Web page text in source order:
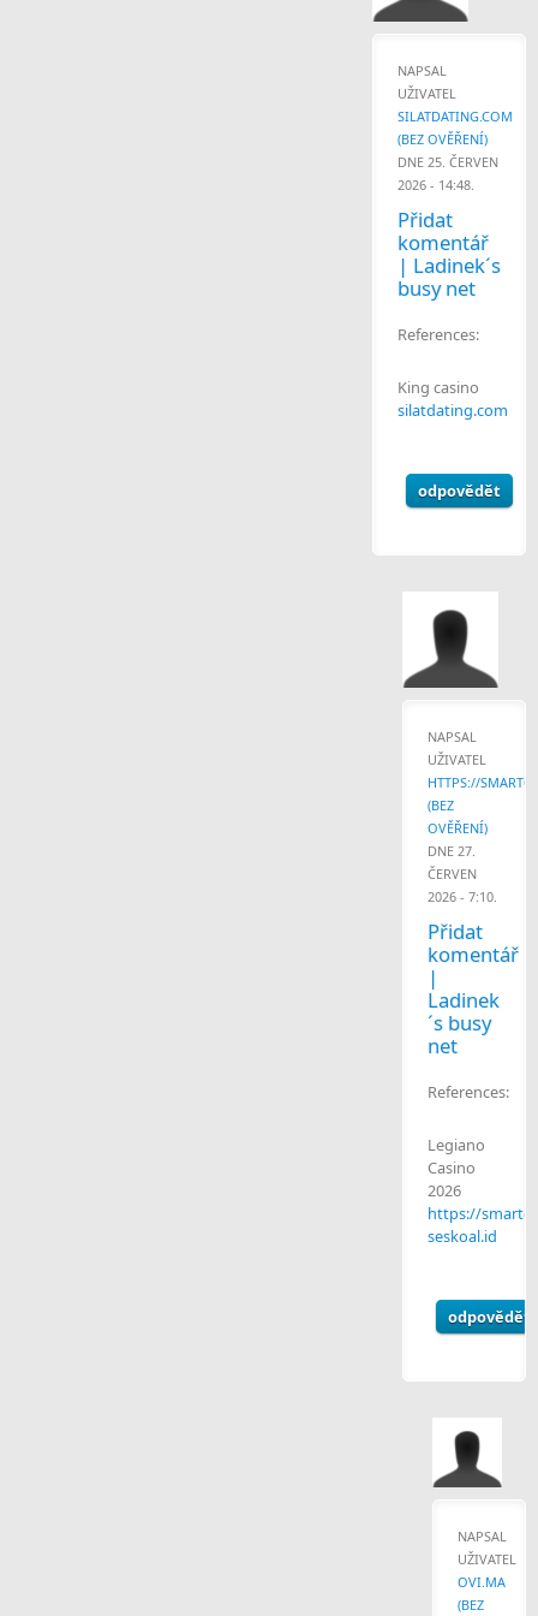
NAPSAL
UŽIVATEL
SILATDATING.COM
(BEZ OVĚŘENÍ)
DNE 25. ČERVEN
2026 - 14:48.
Přidat
komentář
| Ladinek´s
busy net
References:
King casino
silatdating.com
odpovědět
NAPSAL
UŽIVATEL
HTTPS://
(BEZ
OVĚŘENÍ)
DNE 27.
ČERVEN
2026 - 7:10.
Přidat
komentář
|
Ladinek
´s busy
net
References:
Legiano
Casino
2026
https://
seskoal.id
odpovědět
NAPSAL
UŽIVATEL
OVI.MA
(BEZ